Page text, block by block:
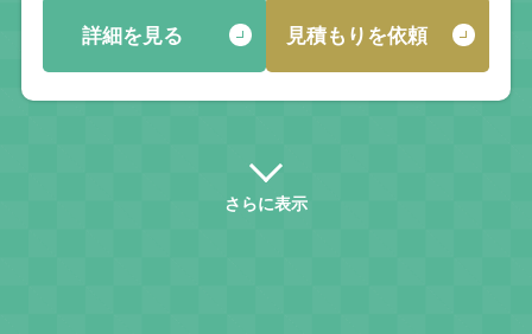
詳細を見る 見積もりを依頼
さらに表示